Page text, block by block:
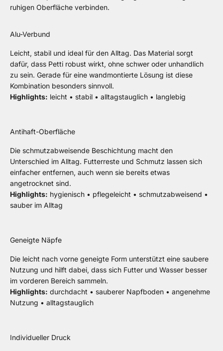
ruhigen Oberfläche verbinden.
Alu-Verbund
Leicht, stabil und ideal für den Alltag. Das Material sorgt
dafür, dass Petti robust wirkt, ohne schwer oder unhandlich
zu sein. Gerade für eine wandmontierte Lösung ist diese
Kombination besonders sinnvoll.
Highlights: leicht • stabil • alltagstauglich • langlebig
Antihaft-Oberfläche
Die schmutzabweisende Beschichtung macht den
Unterschied im Alltag. Futterreste und Schmutz lassen sich
einfacher entfernen, auch wenn sie bereits etwas
angetrocknet sind.
Highlights: hygienisch • pflegeleicht • schmutzabweisend •
sauber im Alltag
Geneigte Näpfe
Die leicht nach vorne geneigte Form unterstützt eine saubere
Nutzung und hilft dabei, dass sich Futter und Wasser besser
im vorderen Bereich sammeln.
Highlights: durchdacht • sauberer Napfboden • angenehme
Nutzung • alltagstauglich
Individueller Druck